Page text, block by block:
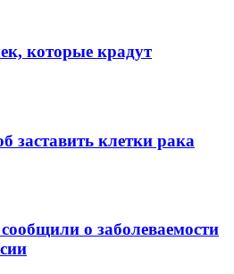
которые крадут
заставить клетки рака
о заболеваемости